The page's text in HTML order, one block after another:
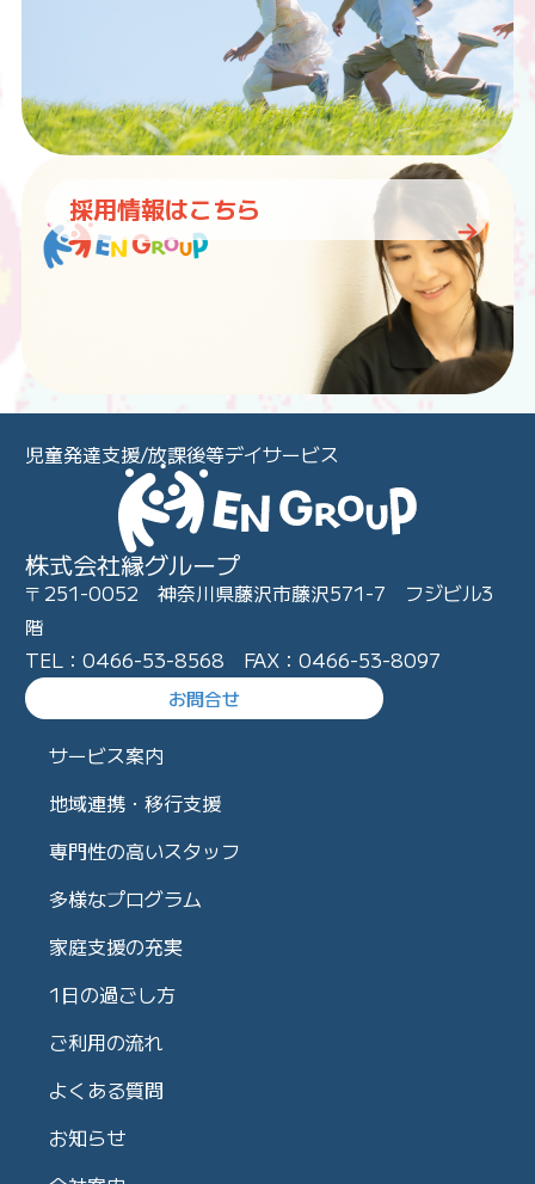
採用情報はこちら
児童発達支援/放課後等デイサービス
株式会社縁グループ
〒251-0052 神奈川県藤沢市藤沢571-7 フジビル3
階
TEL：0466-53-8568 FAX：0466-53-8097
お問合せ
サービス案内
地域連携・移行支援
専門性の高いスタッフ
多様なプログラム
家庭支援の充実
1日の過ごし方
ご利用の流れ
よくある質問
お知らせ